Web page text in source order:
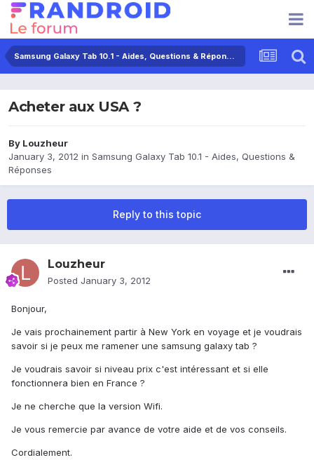
Samsung Galaxy Tab 10.1 - Aides, Questions & Réponses
Acheter aux USA ?
By Louzheur
January 3, 2012 in Samsung Galaxy Tab 10.1 - Aides, Questions &
Réponses
Reply to this topic
Louzheur
Posted January 3, 2012
Bonjour,
Je vais prochainement partir à New York en voyage et je voudrais
savoir si je peux me ramener une samsung galaxy tab ?
Je voudrais savoir si niveau prix c'est intéressant et si elle
fonctionnera bien en France ?
Je ne cherche que la version Wifi.
Je vous remercie par avance de votre aide et de vos conseils.
Cordialement.